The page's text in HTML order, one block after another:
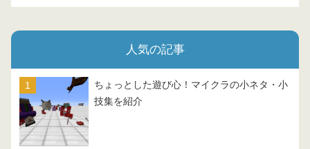
人気の記事
ちょっとした遊び心！マイクラの小ネタ・小
技集を紹介